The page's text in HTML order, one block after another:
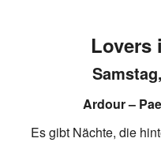
Lovers
Ardour –
Es gibt Nächte, die